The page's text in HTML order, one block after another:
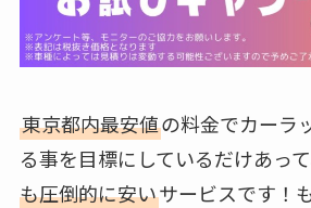
東京都内最安値の料金でカーラ
る事を目標にしているだけあって
も圧倒的に安いサービスです！